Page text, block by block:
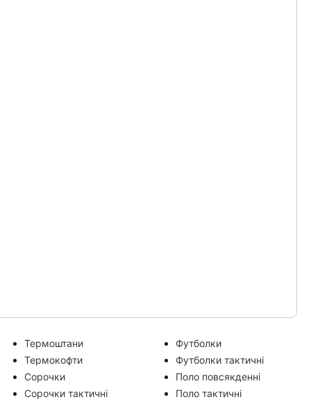
Термоштани
Термокофти
Сорочки
Сорочки тактичні
Футболки
Футболки тактичні
Поло повсякденні
Поло тактичні